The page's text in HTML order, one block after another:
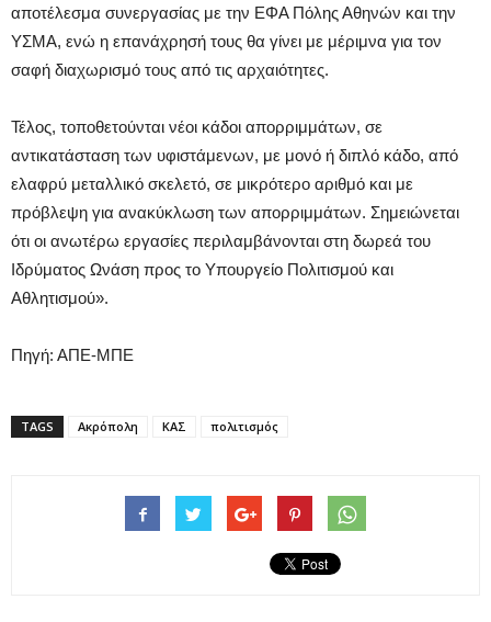
αποτέλεσμα συνεργασίας με την ΕΦΑ Πόλης Αθηνών και την
ΥΣΜΑ, ενώ η επανάχρησή τους θα γίνει με μέριμνα για τον
σαφή διαχωρισμό τους από τις αρχαιότητες.
Τέλος, τοποθετούνται νέοι κάδοι απορριμμάτων, σε
αντικατάσταση των υφιστάμενων, με μονό ή διπλό κάδο, από
ελαφρύ μεταλλικό σκελετό, σε μικρότερο αριθμό και με
πρόβλεψη για ανακύκλωση των απορριμμάτων. Σημειώνεται
ότι οι ανωτέρω εργασίες περιλαμβάνονται στη δωρεά του
Ιδρύματος Ωνάση προς το Υπουργείο Πολιτισμού και
Αθλητισμού».
Πηγή: ΑΠΕ-ΜΠΕ
TAGS Ακρόπολη ΚΑΣ πολιτισμός